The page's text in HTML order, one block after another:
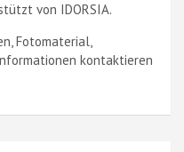
von IDORSIA.
Fotomaterial,
kontaktieren